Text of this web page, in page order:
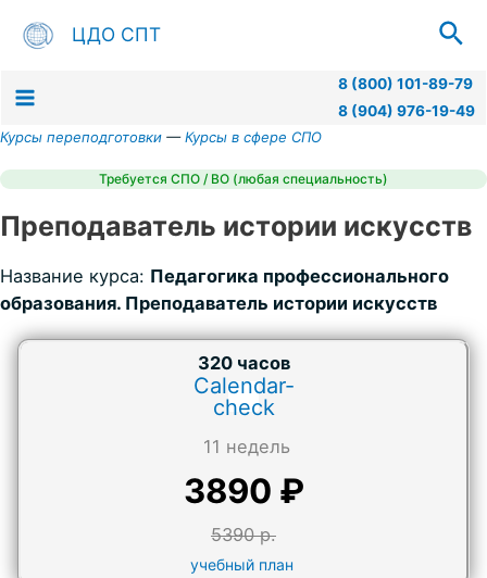
ЦДО СПТ
Menu
8 (800) 101-89-79
8 (904) 976-19-49
Курсы переподготовки —Курсы в сфере СПО
Требуется СПО / ВО (любая специальность)
Преподаватель истории искусств
Название курса: Педагогика профессионального
образования. Преподаватель истории искусств
320 часов
Calendar-
check
11 недель
3890 ₽
5390 р.
учебный план